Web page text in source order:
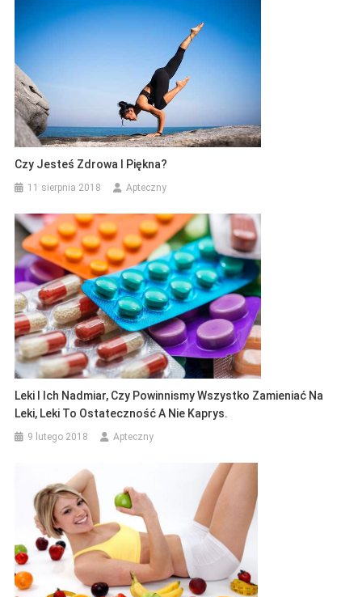
Czy Jesteś Zdrowa I Piękna?
11 sierpnia 2018 Apteczny
Leki I Ich Nadmiar, Czy Powinnismy Wszystko Zamieniać Na
Leki, Leki To Ostateczność A Nie Kaprys.
9 lutego 2018 Apteczny